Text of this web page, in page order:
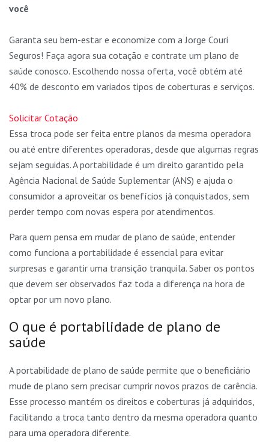
você
Garanta seu bem-estar e economize com a Jorge Couri
Seguros! Faça agora sua cotação e contrate um plano de
saúde conosco. Escolhendo nossa oferta, você obtém até
40% de desconto em variados tipos de coberturas e serviços.
Solicitar Cotação
Essa troca pode ser feita entre planos da mesma operadora
ou até entre diferentes operadoras, desde que algumas regras
sejam seguidas. A portabilidade é um direito garantido pela
Agência Nacional de Saúde Suplementar (ANS) e ajuda o
consumidor a aproveitar os benefícios já conquistados, sem
perder tempo com novas espera por atendimentos.
Para quem pensa em mudar de plano de saúde, entender
como funciona a portabilidade é essencial para evitar
surpresas e garantir uma transição tranquila. Saber os pontos
que devem ser observados faz toda a diferença na hora de
optar por um novo plano.
O que é portabilidade de plano de
saúde
A portabilidade de plano de saúde permite que o beneficiário
mude de plano sem precisar cumprir novos prazos de carência.
Esse processo mantém os direitos e coberturas já adquiridos,
facilitando a troca tanto dentro da mesma operadora quanto
para uma operadora diferente.